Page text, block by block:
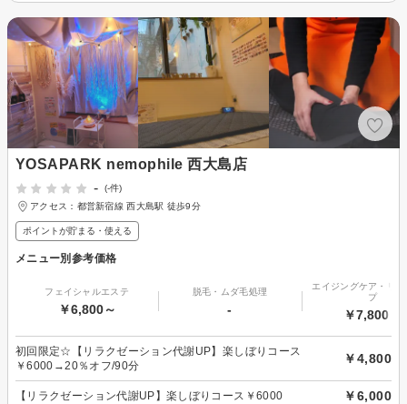
YOSAPARK nemophile 西大島店
-
(-件)
アクセス：都営新宿線 西大島駅 徒歩9分
ポイントが貯まる・使える
メニュー別参考価格
フェイシャルエステ
￥6,800～
脱毛・ムダ毛処理
-
エイジングケア・リ
プ
￥7,800～
初回限定☆【リラクゼーション代謝UP】楽しぼりコース
￥6000→20％オフ/90分
￥4,800
【リラクゼーション代謝UP】楽しぼりコース￥6000 ￥6,000